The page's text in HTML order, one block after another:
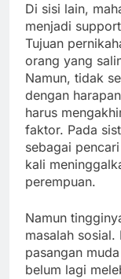
Di sisi lain,
menjadi
Tujuan
orang yang
Namun, tidak
dengan
harus
faktor. Pada
sebagai
kali
perempuan.
Namun
masalah
pasangan
belum lagi